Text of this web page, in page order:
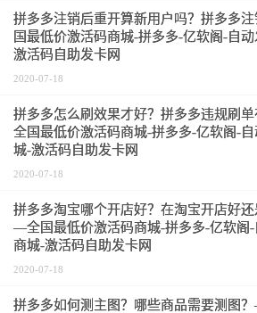
拼多多注销后重开算新用户吗？拼多多
国最低价激活码商城-拼多多-亿软阁-自
激活码自助发卡网
2020-07-18
拼多多怎么刷效果才好？拼多多违规刷
全国最低价激活码商城-拼多多-亿软阁-
城-激活码自助发卡网
2020-07-18
拼多多淘宝哪个开店好？在淘宝开店好还
—全国最低价激活码商城-拼多多-亿软阁-
商城-激活码自助发卡网
2020-07-18
拼多多如何测主图？哪些商品需要测图